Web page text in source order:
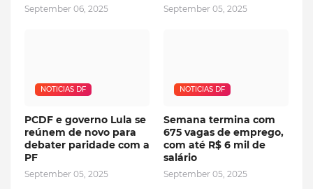
September 06, 2025 September 05, 2025
NOTICIAS DF
PCDF e governo Lula se
reúnem de novo para
debater paridade com a
PF
September 05, 2025
NOTICIAS DF
Semana termina com
675 vagas de emprego,
com até R$ 6 mil de
salário
September 05, 2025